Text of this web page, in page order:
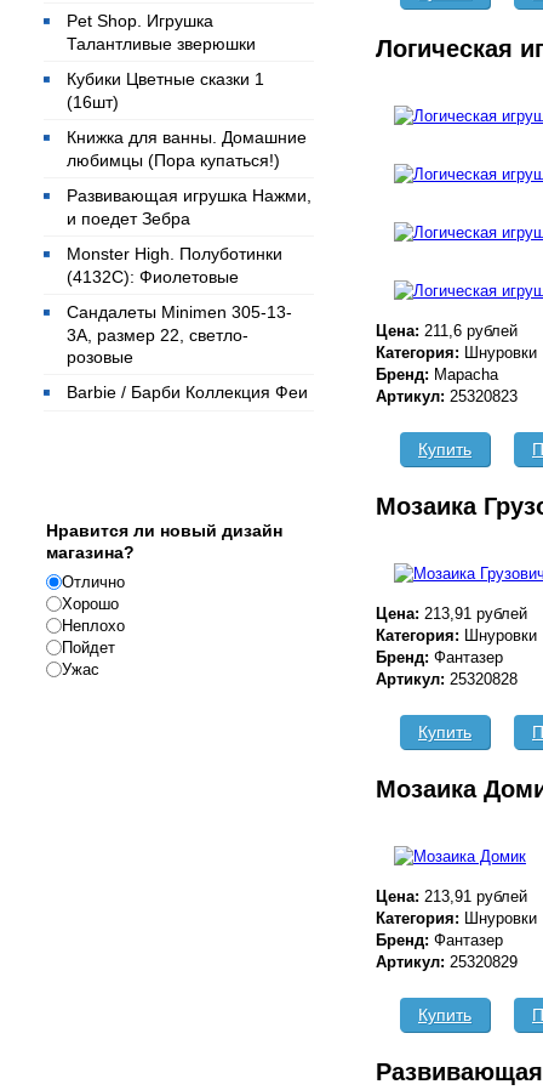
Pet Shop. Игрушка
Талантливые зверюшки
Кубики Цветные сказки 1
(16шт)
Книжка для ванны. Домашние
любимцы (Пора купаться!)
Развивающая игрушка Нажми,
и поедет Зебра
Monster High. Полуботинки
(4132C): Фиолетовые
Сандалеты Minimen 305-13-
3А, размер 22, светло-
розовые
Barbie / Барби Коллекция Феи
Нравится ли новый дизайн
магазина?
Отлично
Хорошо
Неплохо
Пойдет
Ужас
Логическая
Цена: 211,6 рублей
Категория:
Шнуровки
Бренд: Mapacha
Артикул: 25320823
Купить
Мозаика
Цена: 213,91 рублей
Категория: Шнуровки
Бренд: Фантазер
Артикул: 25320828
Купить
Мозаика
Цена: 213,91 рублей
Категория: Шнуровки
Бренд: Фантазер
Артикул: 25320829
Купить